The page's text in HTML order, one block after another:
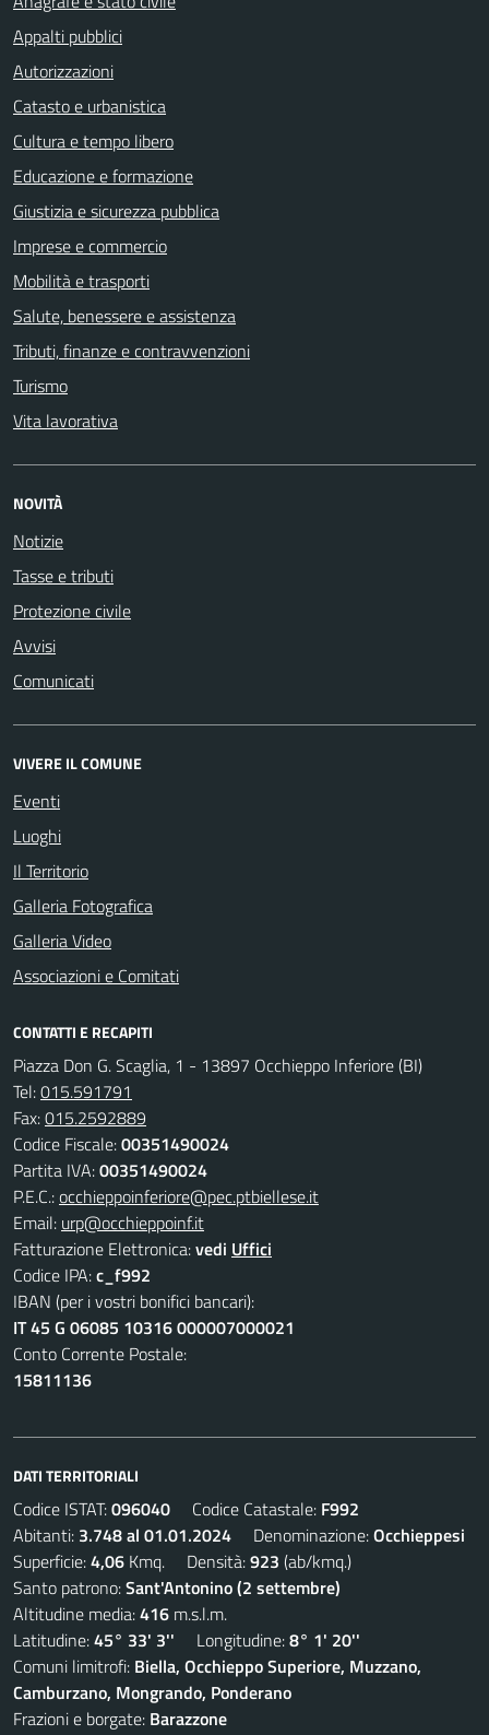
Appalti pubblici
Autorizzazioni
Catasto e urbanistica
Cultura e tempo libero
Educazione e formazione
Giustizia e sicurezza pubblica
Imprese e commercio
Mobilità e trasporti
Salute, benessere e assistenza
Tributi, finanze e contravvenzioni
Turismo
Vita lavorativa
NOVITÀ
Notizie
Tasse e tributi
Protezione civile
Avvisi
Comunicati
VIVERE IL COMUNE
Eventi
Luoghi
Il Territorio
Galleria Fotografica
Galleria Video
Associazioni e Comitati
CONTATTI E RECAPITI
Piazza Don G. Scaglia, 1 - 13897 Occhieppo Inferiore (BI)
Tel:015.591791
Fax:015.2592889
Codice Fiscale:00351490024
Partita IVA:00351490024
P.E.C.:occhieppoinferiore@pec.ptbiellese.it
Email: urp@occhieppoinf.it
Fatturazione Elettronica:vedi Uffici
Codice IPA:c_f992
IBAN (per i vostri bonifici bancari):
IT 45 G 06085 10316 000007000021
Conto Corrente Postale:
15811136
DATI TERRITORIALI
Codice ISTAT:096040 Codice Catastale: F992
Abitanti: 3.748 al 01.01.2024 Denominazione:Occhieppesi
Superficie:4,06 Kmq. Densità:923 (ab/kmq.)
Santo patrono:Sant'Antonino (2 settembre)
Altitudine media:416 m.s.l.m.
Latitudine:45° 33' 3'' Longitudine:8° 1' 20''
Comuni limitrofi: Biella, Occhieppo Superiore, Muzzano,
Camburzano, Mongrando, Ponderano
Frazioni e borgate: Barazzone